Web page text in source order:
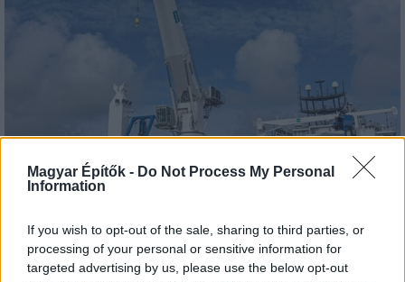
Magyar Építők - Do Not Process My Personal
Information
If you wish to opt-out of the sale, sharing to third parties, or
processing of your personal or sensitive information for
targeted advertising by us, please use the below opt-out
A tengerfenék alatt négy óriáskábellel kötik össze
Spanyolország és Franciaország villamosenergia-